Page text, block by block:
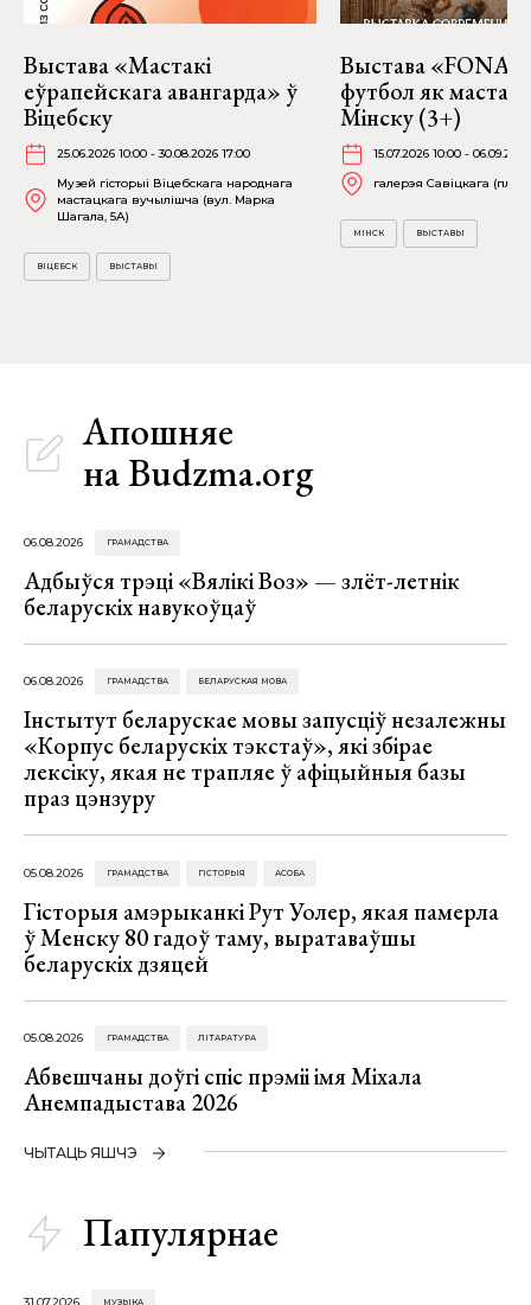
Выстава «Мастакі
еўрапейскага авангарда» ў
Віцебску
25.06.2026 10:00 - 30.08.2026 17:00
Музей гісторыі Віцебскага народнага
мастацкага вучылішча (вул. Марка
Шагала, 5А)
ВІЦЕБСК ВЫСТАВЫ
Выстава
футбол як
Мінску (3+)
15.07.2026 10:00 -
галерэя Савіцкага (пл.
МІНСК ВЫСТАВЫ
Апошняе
на Budzma.org
06.08.2026 ГРАМАДСТВА
Адбыўся трэці «Вялікі Воз» — злёт-летнік
беларускіх навукоўцаў
06.08.2026 ГРАМАДСТВА БЕЛАРУСКАЯ МОВА
Інстытут беларускае мовы запусціў незалежны
«Корпус беларускіх тэкстаў», які збірае
лексіку, якая не трапляе ў афіцыйныя базы
праз цэнзуру
05.08.2026 ГРАМАДСТВА ГІСТОРЫЯ АСОБА
Гісторыя амэрыканкі Рут Уолер, якая памерла
ў Менску 80 гадоў таму, выратаваўшы
беларускіх дзяцей
05.08.2026 ГРАМАДСТВА ЛІТАРАТУРА
Абвешчаны доўгі спіс прэміі імя Міхала
Анемпадыстава 2026
ЧЫТАЦЬ ЯШЧЭ
Папулярнае
МУЗЫКА